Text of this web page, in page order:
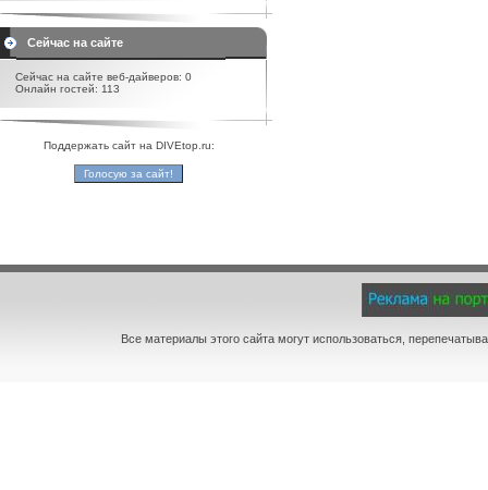
Сейчас на сайте
Сейчас на сайте веб-дайверов: 0
Онлайн гостей: 113
Поддержать сайт на DIVEtop.ru:
Все материалы этого сайта могут использоваться,